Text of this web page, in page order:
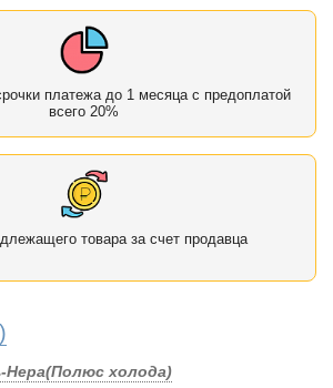
платежа до 1 месяца с предоплатой
всего 20%
товара за счет продавца
Нера(Полюс холода)